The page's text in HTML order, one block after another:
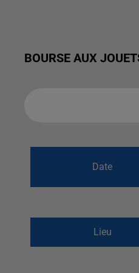
BOURSE AUX
Date
Lieu